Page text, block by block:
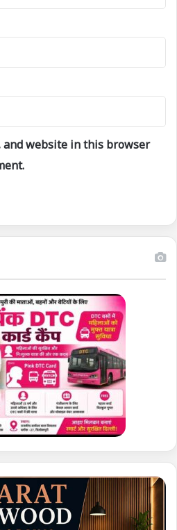
and website in this browser